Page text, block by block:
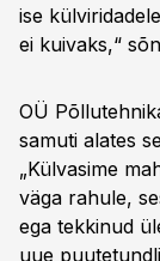
ise
ei kuivaks,“
OÜ
samuti alates
„Külvasime
väga rahule,
ega tekkinud
uue